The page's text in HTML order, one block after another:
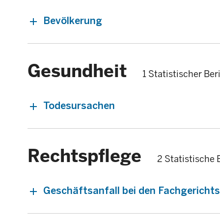
Bevölkerung
Gesundheit 1 Statistischer
Todesursachen
Rechtspflege 2 Statistische
Geschäftsanfall bei den